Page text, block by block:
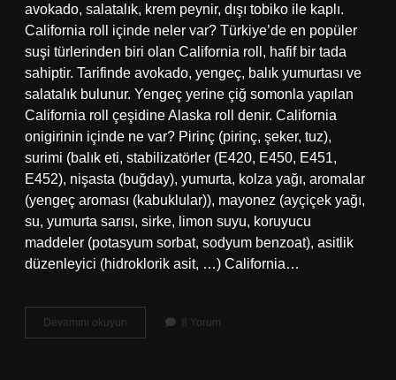
avokado, salatalık, krem ​​peynir, dışı tobiko ile kaplı.
California roll içinde neler var? Türkiye’de en popüler
suşi türlerinden biri olan California roll, hafif bir tada
sahiptir. Tarifinde avokado, yengeç, balık yumurtası ve
salatalık bulunur. Yengeç yerine çiğ somonla yapılan
California roll çeşidine Alaska roll denir. California
onigirinin içinde ne var? Pirinç (pirinç, şeker, tuz),
surimi (balık eti, stabilizatörler (E420, E450, E451,
E452), nişasta (buğday), yumurta, kolza yağı, aromalar
(yengeç aroması (kabuklular)), mayonez (ayçiçek yağı,
su, yumurta sarısı, sirke, limon suyu, koruyucu
maddeler (potasyum sorbat, sodyum benzoat), asitlik
düzenleyici (hidroklorik asit, …) California…
Devamını okuyun California
Roll
8 Yorum